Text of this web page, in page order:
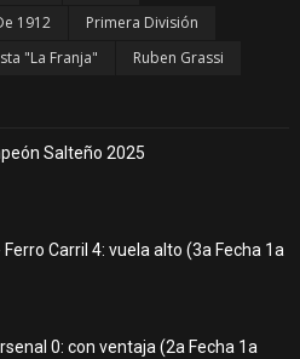
1912
Primera División
"La Franja" Ruben Grassi
Salteño 2025
Ferro Carril 4: vuela alto (3a Fecha 1a
0: con ventaja (2a Fecha 1a